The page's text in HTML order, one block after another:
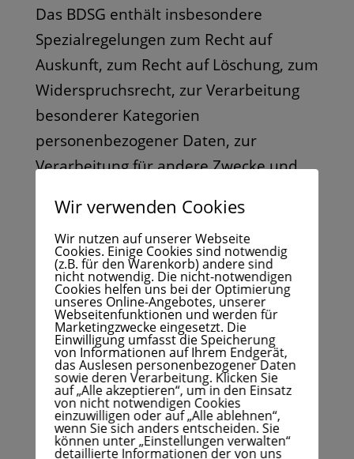
Das BDSG enthält insbesondere
Spezialregelungen zum Recht auf
Auskunft, zum Recht auf Löschung, zum
Widerspruchsrecht, zur Verarbeitung
besonderer Kategorien
personenbezogener Daten, zur
Verarbeitung für andere Zwecke und
automatisierten Entscheidungsfindung
im Einzelfall einschließlich Profiling.
Ferner können
Landesdatenschutzgesetze der
einzelnen Bundesländer zur
Anwendung gelangen.
Maßgebliche Rechtsgrundlagen nach
dem Schweizer Datenschutzgesetz:
Wenn Sie sich in der Schweiz befinden,
Wir verwenden Cookies
Wir nutzen auf unserer Webseite
Cookies. Einige Cookies sind notwendig
(z.B. für den Warenkorb) andere sind
nicht notwendig. Die nicht-notwendigen
Cookies helfen uns bei der Optimierung
unseres Online-Angebotes, unserer
Webseitenfunktionen und werden für
Marketingzwecke eingesetzt. Die
Einwilligung umfasst die Speicherung
von Informationen auf Ihrem Endgerät,
das Auslesen personenbezogener Daten
sowie deren Verarbeitung. Klicken Sie
auf „Alle akzeptieren“, um in den Einsatz
von nicht notwendigen Cookies
einzuwilligen oder auf „Alle ablehnen“,
wenn Sie sich anders entscheiden. Sie
können unter „Einstellungen verwalten“
detaillierte Informationen der von uns